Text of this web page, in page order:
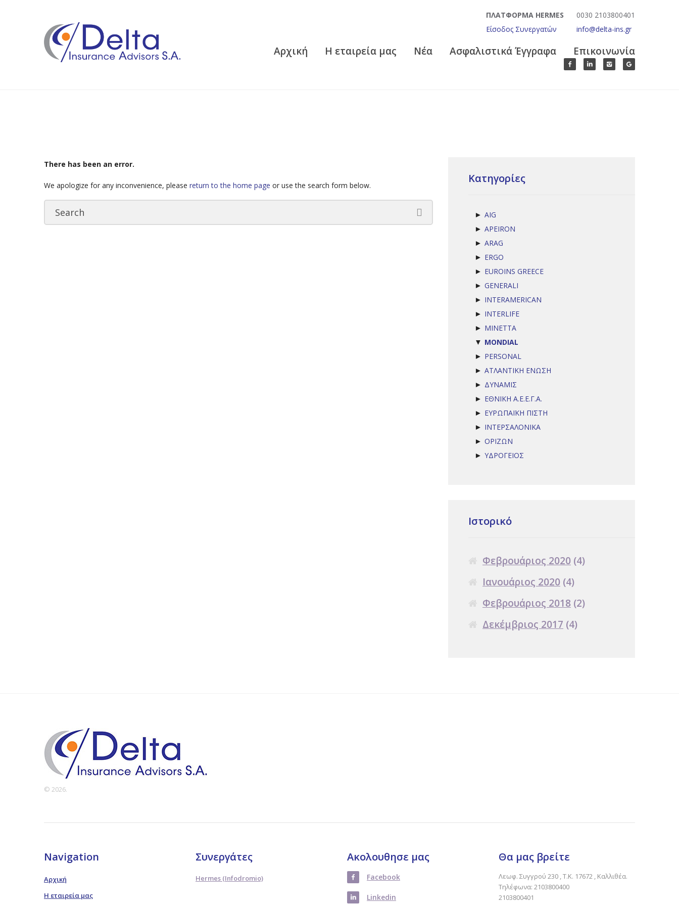
0030 2103800401
info@delta-ins.gr
ΠΛΑΤΦΟΡΜΑ HERMES
Είσοδος Συνεργατών
Αρχική Η εταιρεία μας Νέα Ασφαλιστικά Έγγραφα Επικοινωνία
There has been an error.
We apologize for any inconvenience, please return to the home page or use the search form below.
Κατηγορίες
► AIG
► APEIRON
► ARAG
► ERGO
► EUROINS GREECE
► GENERALI
► INTERAMERICAN
► INTERLIFE
► MINETTA
▼ MONDIAL
► PERSONAL
► ΑΤΛΑΝΤΙΚΗ ΕΝΩΣΗ
► ΔΥΝΑΜΙΣ
► ΕΘΝΙΚΗ Α.Ε.Ε.Γ.Α.
► ΕΥΡΩΠΑΪΚΗ ΠΙΣΤΗ
► ΙΝΤΕΡΣΑΛΟΝΙΚΑ
► ΟΡΙΖΩΝ
► ΥΔΡΟΓΕΙΟΣ
Ιστορικό
Φεβρουάριος 2020 (4)
Ιανουάριος 2020 (4)
Φεβρουάριος 2018 (2)
Δεκέμβριος 2017 (4)
© 2026.
Navigation
Αρχική
Η εταιρεία μας
Συνεργάτες
Hermes (Infodromio)
Ακολουθησε μας
Facebook
Linkedin
Θα μας βρείτε
Λεωφ. Συγγρού 230 , Τ.Κ. 17672 , Καλλιθέα.
Τηλέφωνα: 2103800400
2103800401